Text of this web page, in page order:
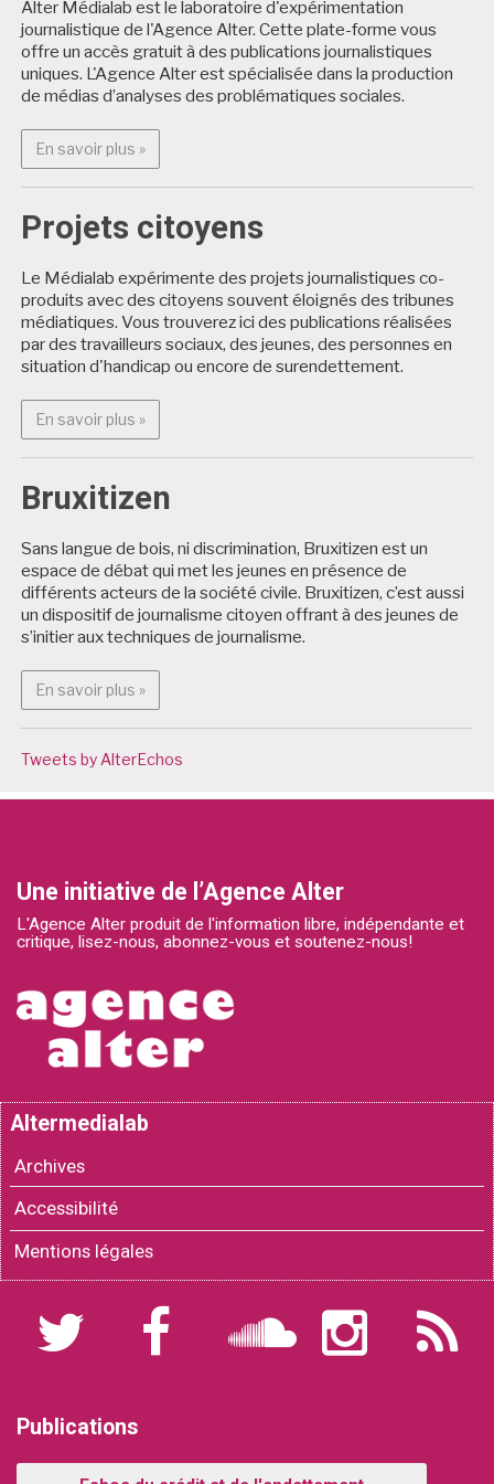
Alter Médialab est le laboratoire d'expérimentation
journalistique de l'Agence Alter. Cette plate-forme vous
offre un accès gratuit à des publications journalistiques
uniques. L'Agence Alter est spécialisée dans la production
de médias d’analyses des problématiques sociales.
En savoir plus »En savoir plus : Alter Médialab
Projets citoyens
Le Médialab expérimente des projets journalistiques co-
produits avec des citoyens souvent éloignés des tribunes
médiatiques. Vous trouverez ici des publications réalisées
par des travailleurs sociaux, des jeunes, des personnes en
situation d'handicap ou encore de surendettement.
En savoir plus »En savoir plus : Projets citoyens
Bruxitizen
Sans langue de bois, ni discrimination, Bruxitizen est un
espace de débat qui met les jeunes en présence de
différents acteurs de la société civile. Bruxitizen, c’est aussi
un dispositif de journalisme citoyen offrant à des jeunes de
s’initier aux techniques de journalisme.
En savoir plus »En savoir plus : Bruxitizen
Tweets by AlterEchos
Une initiative de l’Agence Alter
L'Agence Alter produit de l'information libre, indépendante et
critique, lisez-nous, abonnez-vous et soutenez-nous!
Altermedialab
Archives
Accessibilité
Mentions légales
Facebook Soundcloud Instagram
RSS
Publications